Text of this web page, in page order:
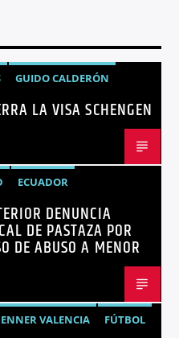
GUIDO CALDERÓN
NOTICIAS ECUADOR
LA VISA SCHENGEN
ECUADOR
INTERIOR
NOTICIAS
DENUNCIA
DE PASTAZA POR
DE ABUSO A MENOR
ENNER VALENCIA
FÚTBOL